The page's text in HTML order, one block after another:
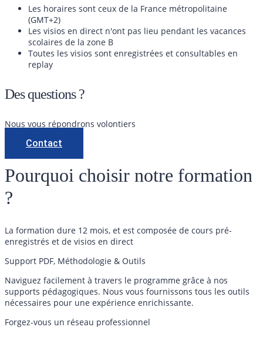
Les horaires sont ceux de la France métropolitaine
(GMT+2)
Les visios en direct n'ont pas lieu pendant les vacances
scolaires de la zone B
Toutes les visios sont enregistrées et consultables en
replay
Des questions ?
Nous vous répondrons volontiers
Contact
Pourquoi choisir notre formation
?
La formation dure 12 mois, et est composée de cours pré-
enregistrés et de visios en direct
Support PDF, Méthodologie & Outils
Naviguez facilement à travers le programme grâce à nos
supports pédagogiques. Nous vous fournissons tous les outils
nécessaires pour une expérience enrichissante.
Forgez-vous un réseau professionnel